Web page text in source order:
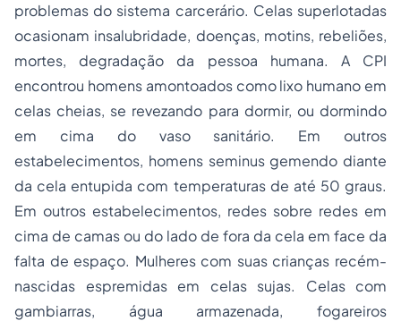
problemas do sistema carcerário. Celas superlotadas
ocasionam insalubridade, doenças, motins, rebeliões,
mortes, degradação da pessoa humana. A CPI
encontrou homens amontoados como lixo humano em
celas cheias, se revezando para dormir, ou dormindo
em cima do vaso sanitário. Em outros
estabelecimentos, homens seminus gemendo diante
da cela entupida com temperaturas de até 50 graus.
Em outros estabelecimentos, redes sobre redes em
cima de camas ou do lado de fora da cela em face da
falta de espaço. Mulheres com suas crianças recém-
nascidas espremidas em celas sujas. Celas com
gambiarras, água armazenada, fogareiros